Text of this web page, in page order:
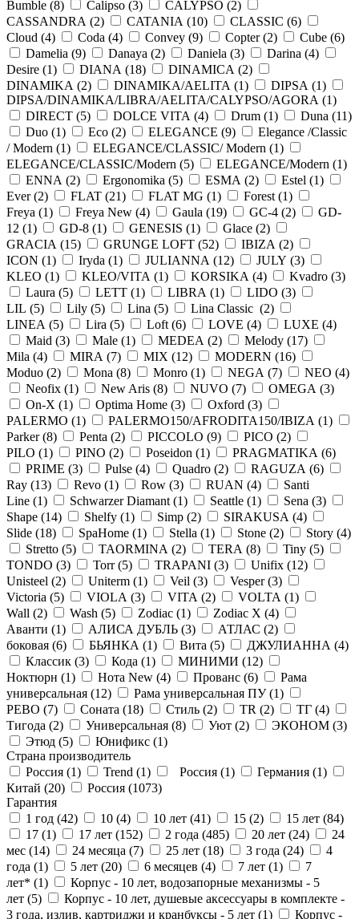
Bumble (8) Calipso (3) CALYPSO (2)
CASSANDRA (2) CATANIA (10) CLASSIC (6)
Cloud (4) Coda (4) Convey (9) Copter (2) Cube (6)
Damelia (9) Danaya (2) Daniela (3) Darina (4)
Desire (1) DIANA (18) DINAMICA (2)
DINAMIKA (2) DINAMIKA/AELITA (1) DIPSA (1)
DIPSA/DINAMIKA/LIBRA/AELITA/CALYPSO/AGORA (1)
DIRECT (5) DOLCE VITA (4) Drum (1) Duna (11)
Duo (1) Eco (2) ELEGANCE (9)
Elegance /Classic
/ Modern (1) ELEGANCE/CLASSIC/ Modern (1)
ELEGANCE/CLASSIC/Modern (5) ELEGANCE/Modern (1)
ENNA (2) Ergonomika (5) ESMA (2) Estel (1)
Ever (2) FLAT (21) FLAT MG (1) Forest (1)
Freya (1) Freya New (4) Gaula (19) GC-4 (2)
GD-
12 (1) GD-8 (1) GENESIS (1) Glace (2)
GRACIA (15) GRUNGE LOFT (52) IBIZA (2)
ICON (1) Iryda (1) JULIANNA (12) JULY (3)
KLEO (1) KLEO/VITA (1) KORSIKA (4) Kvadro (3)
Laura (5) LETT (1) LIBRA (1) LIDO (3)
LIL (5) Lily (5) Lina (5) Lina Classic (2)
LINEA (5) Lira (5) Loft (6) LOVE (4) LUXE (4)
Maid (3) Male (1) MEDEA (2) Melody (17)
Mila (4) MIRA (7) MIX (12) MODERN (16)
Moduo (2) Mona (8) Monro (1) NEGA (7) NEO (4)
Neofix (1) New Aris (8) NUVO (7) OMEGA (3)
On-X (1) Optima Home (3) Oxford (3)
PALERMO (1) PALERMO150/AFRODITA150/IBIZA (1)
Parker (8) Penta (2) PICCOLO (9) PICO (2)
PILO (1) PINO (2) Poseidon (1) PRAGMATIKA (6)
PRIME (3) Pulse (4) Quadro (2) RAGUZA (6)
Ray (13) Revo (1) Row (3) RUAN (4)
Santi
Line (1) Schwarzer Diamant (1) Seattle (1) Sena (3)
Shape (14) Shelfy (1) Simp (2) SIRAKUSA (4)
Slide (18) SpaHome (1) Stella (1) Stone (2) Story (4)
Stretto (5) TAORMINA (2) TERA (8) Tiny (5)
TONDO (3) Torr (5) TRAPANI (3) Unifix (12)
Unisteel (2) Uniterm (1) Veil (3) Vesper (3)
Victoria (5) VIOLA (3) VITA (2) VOLTA (1)
Wall (2) Wash (5) Zodiac (1) Zodiac X (4)
Аванти (1) АЛИСА ДУБЛЬ (3) АТЛАС (2)
боковая (6) БЬЯНКА (1) Вита (5) ДЖУЛИАННА (4)
Классик (3) Кода (1) МИНИМИ (12)
Ноктюрн (1) Нота New (4) Прованс (6)
Рама
универсальная (12) Рама универсальная ПУ (1)
РЕВО (7) Соната (18) Стиль (2) ТR (2) ТГ (4)
Тигода (2) Универсальная (8) Уют (2) ЭКОНОМ (3)
Этюд (5) Юнификс (1)
Страна производитель
Россия (1) Trend (1) Россия (1) Германия (1)
Китай (20) Россия (1073)
Гарантия
1 год (42) 10 (4) 10 лет (41) 15 (2) 15 лет (84)
17 (1) 17 лет (152) 2 года (485) 20 лет (24)
24
мес (14) 24 месяца (7) 25 лет (18) 3 года (24)
4
года (1) 5 лет (20) 6 месяцев (4) 7 лет (1)
7
лет* (1)
Корпус - 10 лет, водозапорные механизмы - 5
лет (5)
Корпус - 10 лет, душевые аксессуары в комплекте -
3 года, излив, картриджи и кранбуксы - 5 лет (1) Корпус -